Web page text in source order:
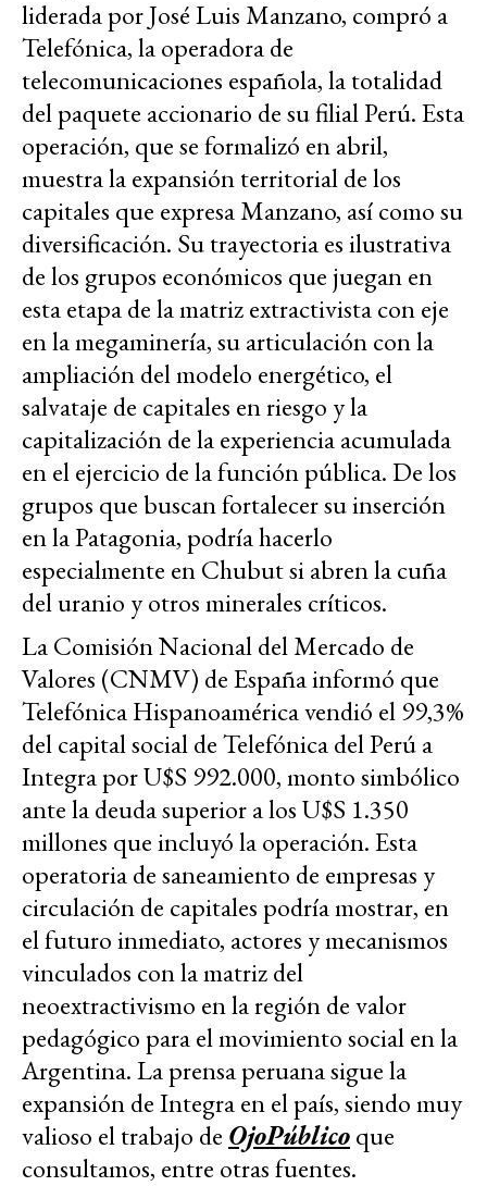
liderada por José Luis Manzano, compró a
Telefónica, la operadora de
telecomunicaciones española, la totalidad
del paquete accionario de su filial Perú. Esta
operación, que se formalizó en abril,
muestra la expansión territorial de los
capitales que expresa Manzano, así como su
diversificación. Su trayectoria es ilustrativa
de los grupos económicos que juegan en
esta etapa de la matriz extractivista con eje
en la megaminería, su articulación con la
ampliación del modelo energético, el
salvataje de capitales en riesgo y la
capitalización de la experiencia acumulada
en el ejercicio de la función pública. De los
grupos que buscan fortalecer su inserción
en la Patagonia, podría hacerlo
especialmente en Chubut si abren la cuña
del uranio y otros minerales críticos.
La Comisión Nacional del Mercado de
Valores (CNMV) de España informó que
Telefónica Hispanoamérica vendió el 99,3%
del capital social de Telefónica del Perú a
Integra por U$S 992.000, monto simbólico
ante la deuda superior a los U$S 1.350
millones que incluyó la operación. Esta
operatoria de saneamiento de empresas y
circulación de capitales podría mostrar, en
el futuro inmediato, actores y mecanismos
vinculados con la matriz del
neoextractivismo en la región de valor
pedagógico para el movimiento social en la
Argentina. La prensa peruana sigue la
expansión de Integra en el país, siendo muy
valioso el trabajo de OjoPúblicoque
consultamos, entre otras fuentes.